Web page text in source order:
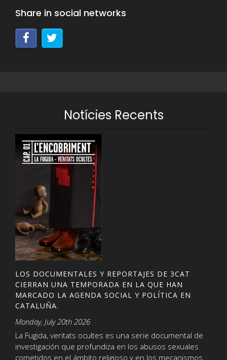
Share in social networks
Notícies Recents
LOS DOCUMENTALES Y REPORTAJES DE 3CAT
CIERRAN UNA TEMPORADA EN LA QUE HAN
MARCADO LA AGENDA SOCIAL Y POLÍTICA EN
CATALUÑA.
Monday, July 20th 2026
La Fugida, veritats ocultes es una serie documental de
investigación que profundiza en los abusos sexuales
cometidos en el ámbito religioso y en los mecanismos